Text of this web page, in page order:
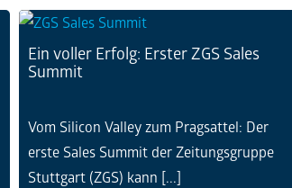
Ein voller Erfolg: Erster ZGS Sales
Summit
Vom Silicon Valley zum Pragsattel: Der
erste Sales Summit der Zeitungsgruppe
Stuttgart (ZGS) kann [...]